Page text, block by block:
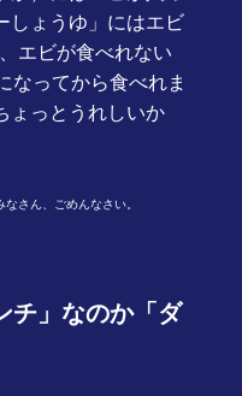
しょうゆ」にはエビ
エビが食べれない
なってから食べれま
ょっとうれしいか
さん、ごめんなさい。
チ」なのか「ダ